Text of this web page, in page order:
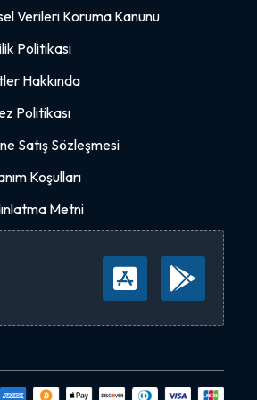
Verileri Koruma Kanunu
Politikası
Hakkında
Politikası
Satış Sözleşmesi
Koşulları
Metni